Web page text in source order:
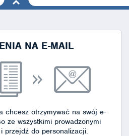
górę
NA E-MAIL
chcesz otrzymywać na swój e-
ze wszystkimi prowadzonymi
przejdź do personalizacji.